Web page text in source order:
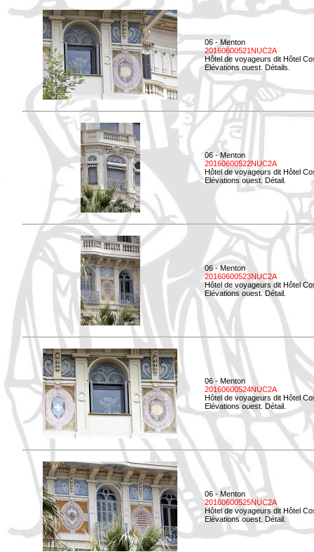
06 - Menton
20160600521NUC2A
Hôtel de voyageurs dit Hôtel
Elévations ouest. Détails.
06 - Menton
20160600522NUC2A
Hôtel de voyageurs dit Hôtel
Elévations ouest. Détail.
06 - Menton
20160600523NUC2A
Hôtel de voyageurs dit Hôtel
Elévations ouest. Détail.
06 - Menton
20160600524NUC2A
Hôtel de voyageurs dit Hôtel
Elévations ouest. Détail.
06 - Menton
20160600525NUC2A
Hôtel de voyageurs dit Hôtel
Elévations ouest. Détail.